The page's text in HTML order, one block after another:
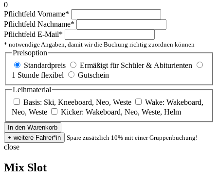
0
Pflichtfeld Vorname*
Pflichtfeld Nachname*
Pflichtfeld E-Mail*
* notwendige Angaben, damit wir die Buchung richtig zuordnen können
Preisoption
Standardpreis
Ermäßigt für Schüler & Abiturienten
1 Stunde flexibel
Gutschein
Leihmaterial
Basis: Ski, Kneeboard, Neo, Weste
Wake: Wakeboard,
Neo, Weste
Kicker: Wakeboard, Neo, Weste, Helm
Spare zusätzlich 10% mit einer Gruppenbuchung!
close
Mix Slot